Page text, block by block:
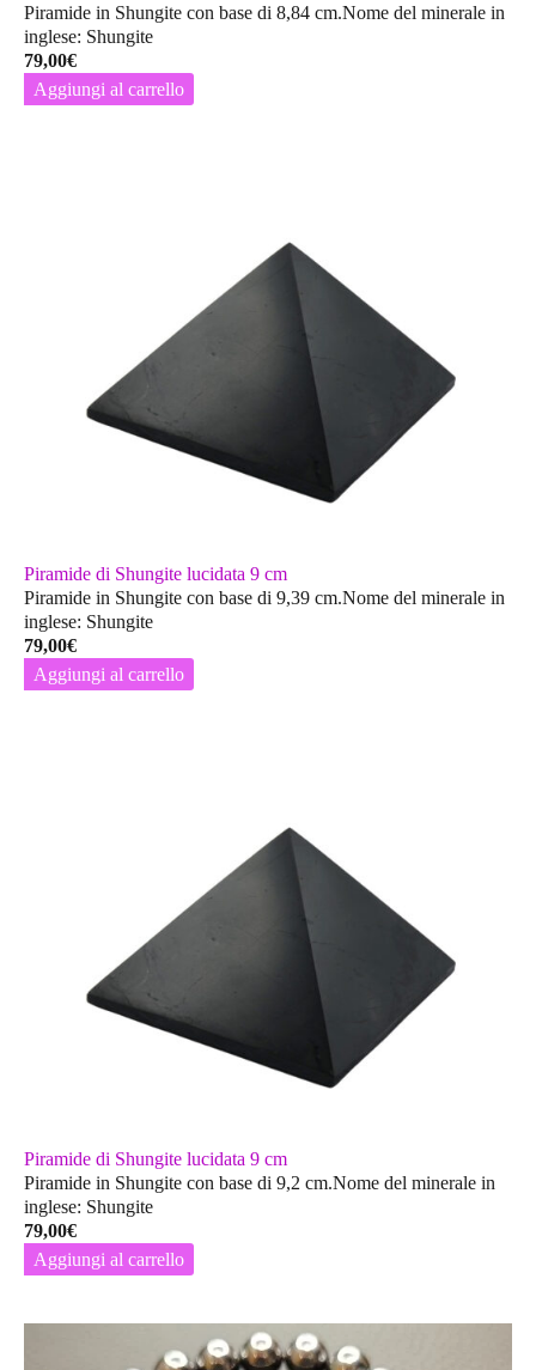
Piramide in Shungite con base di 8,84 cm.Nome del minerale in
inglese: Shungite
79,00€
Aggiungi al carrello
Piramide di Shungite lucidata 9 cm
Piramide in Shungite con base di 9,39 cm.Nome del minerale in
inglese: Shungite
79,00€
Aggiungi al carrello
Piramide di Shungite lucidata 9 cm
Piramide in Shungite con base di 9,2 cm.Nome del minerale in
inglese: Shungite
79,00€
Aggiungi al carrello